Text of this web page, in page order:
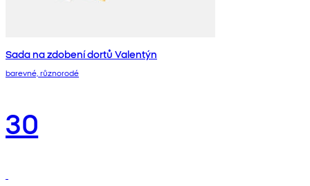
Sada na zdobení dortů Valentýn
barevné, různorodé
30